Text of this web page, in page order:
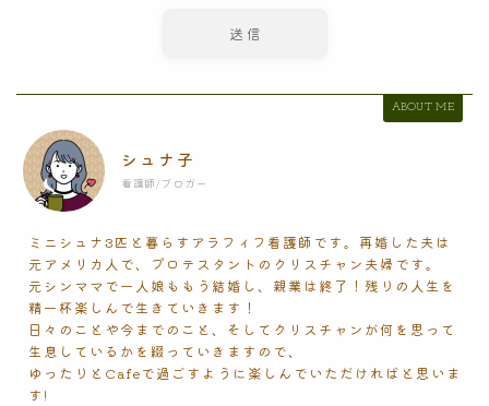
ABOUT ME
シュナ子
看護師/ブロガー
ミニシュナ3匹と暮らすアラフィフ看護師です。再婚した夫は
元アメリカ人で、プロテスタントのクリスチャン夫婦です。
元シンママで一人娘ももう結婚し、親業は終了！残りの人生を
精一杯楽しんで生きていきます！
日々のことや今までのこと、そしてクリスチャンが何を思って
生息しているかを綴っていきますので、
ゆったりとCafeで過ごすように楽しんでいただければと思いま
す!